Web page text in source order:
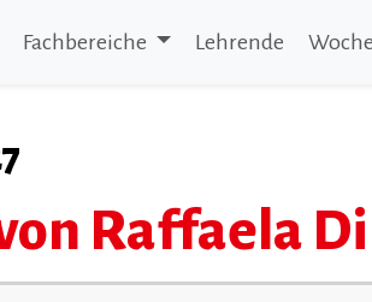
Fachbereiche Lehrende
Raffaela